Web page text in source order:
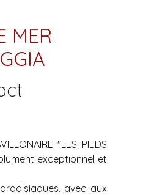
MER
"LES PIEDS
exceptionnel et
avec aux